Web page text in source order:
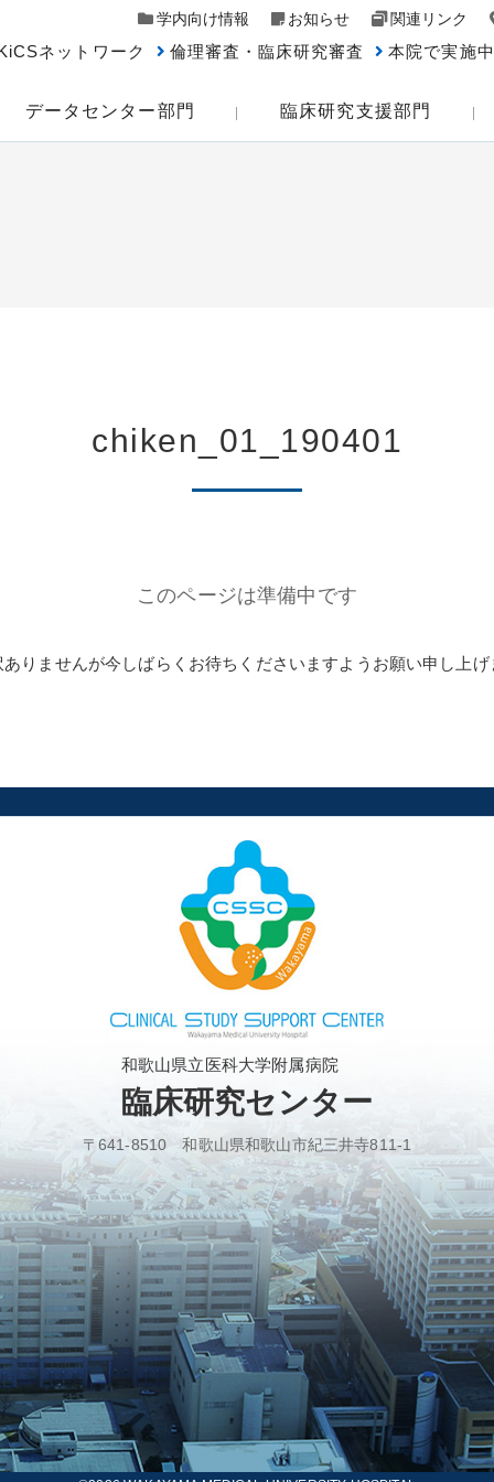
学内向け情報 お知らせ 関連リンク
ネットワーク 倫理審査・臨床研究審査 本院で実施
データセンター部門 臨床研究支援部門
chiken_01_190401
このページは準備中です
ありませんが今しばらくお待ちくださいますようお願い申し上げ
和歌山県立医科大学附属病院
臨床研究センター
〒641-8510 和歌山県和歌山市紀三井寺811-1